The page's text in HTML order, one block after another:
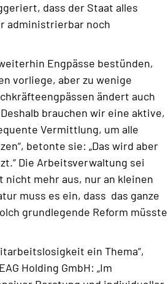
dass der Staat alles
administrierbar noch
Engpässe bestünden,
vorliege, aber zu wenige
ändert auch
brauchen wir eine aktive,
Vermittlung, um alle
betonte sie: „Das wird aber
Die Arbeitsverwaltung sei
mehr aus, nur an kleinen
muss es ein, dass das ganze
grundlegende Reform müsste
ein Thema“,
Holding GmbH: „Im